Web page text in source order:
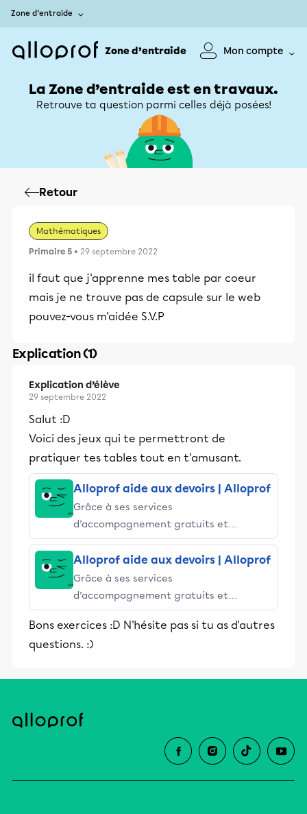
Zone d’entraide
Zone d’entraide Mon compte
La Zone d’entraide est en travaux.
Retrouve ta question parmi celles déjà posées!
Retour
Mathématiques
Primaire 5 • 29 septembre 2022
il faut que j'apprenne mes table par coeur
mais je ne trouve pas de capsule sur le web
pouvez-vous m'aidée S.V.P
Explication (1)
Explication d’élève
29 septembre 2022
Salut :D
Voici des jeux qui te permettront de
pratiquer tes tables tout en t'amusant.
Alloprof aide aux devoirs | Alloprof
Grâce à ses services
d’accompagnement gratuits et
stimulants, Alloprof engage les élèves
et leurs parents dans la réussite
éducative.
Alloprof aide aux devoirs | Alloprof
Grâce à ses services
d’accompagnement gratuits et
stimulants, Alloprof engage les élèves
et leurs parents dans la réussite
éducative.
Bons exercices :D N'hésite pas si tu as d'autres
questions. :)